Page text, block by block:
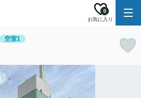
お気に入り
0
空室1